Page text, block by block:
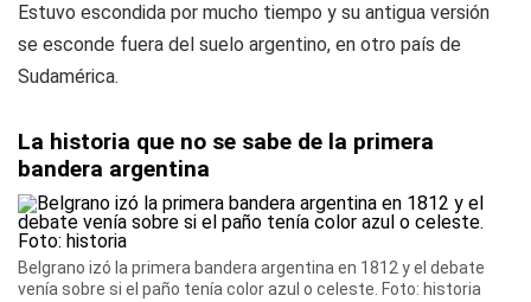
Estuvo escondida por mucho tiempo y su antigua versión
se esconde fuera del suelo argentino, en otro país de
Sudamérica.
La historia que no se sabe de la primera
bandera argentina
Belgrano izó la primera bandera argentina en 1812 y el debate
venía sobre si el paño tenía color azul o celeste. Foto: historia